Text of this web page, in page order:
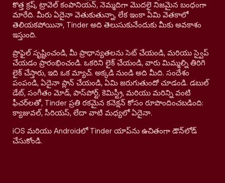
కొత్త క్రష్, ట్రావెల్ కంపానియన్, నెమ్మదిగా మొదలై నిజమైన బంధంగా
మారేది. మీరు ఏదైనా వెతుకుతున్నా, లేక ఇంకా ఏమి వెతకాలో
తెలియకపోయినా, Tinder అది తెలుసుకునేందుకు మీకు అవకాశం
ఇస్తుంది.
ప్రొఫైల్ సృష్టించండి, మీ ప్రాధాన్యతలను సెట్ చేయండి, మరియు స్వైప్
చేయడం ప్రారంభించండి. ఒకరిని లైక్ చేయండి, వారు మిమ్మల్ని తిరిగి
లైక్ చేస్తారు, ఇది ఒక మ్యాచ్. అక్కడి నుండి అది మీది. సందేశం
పంపండి, ఏదైనా ప్లాన్ చేయండి, ఏమి జరుగుతుందో చూడండి. డబుల్
డేట్, సంగీతం మోడ్, పాస్‌పోర్ట్, కెమిస్ట్రీ, మరియు మరిన్ని వంటి
ఫీచర్‌లతో, Tinder ప్రతి రకమైన కనెక్షన్ కోసం రూపొందించబడింది:
క్యాజువల్, సీరియస్, లేదా వాటి మధ్యలో ఏదైనా.
iOS మరియు Androidలో Tinder యాప్‌ను ఉచితంగా డౌన్‌లోడ్
చేసుకోండి.